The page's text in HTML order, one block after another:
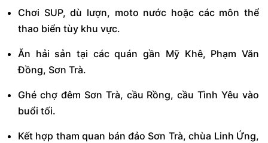
Chơi SUP, dù lượn, moto nước hoặc các môn thể
thao biển tùy khu vực.
Ăn hải sản tại các quán gần Mỹ Khê, Phạm Văn
Đồng, Sơn Trà.
Ghé chợ đêm Sơn Trà, cầu Rồng, cầu Tình Yêu vào
buổi tối.
Kết hợp tham quan bán đảo Sơn Trà, chùa Linh Ứng,